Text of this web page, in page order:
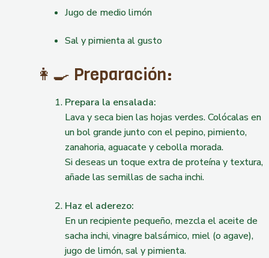
Jugo de medio limón
Sal y pimienta al gusto
👩‍🍳 Preparación:
Prepara la ensalada:
Lava y seca bien las hojas verdes. Colócalas en
un bol grande junto con el pepino, pimiento,
zanahoria, aguacate y cebolla morada.
Si deseas un toque extra de proteína y textura,
añade las semillas de sacha inchi.
Haz el aderezo:
En un recipiente pequeño, mezcla el aceite de
sacha inchi, vinagre balsámico, miel (o agave),
jugo de limón, sal y pimienta.